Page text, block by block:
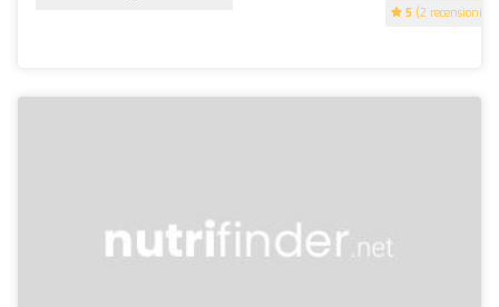
5 (2 recensioni)